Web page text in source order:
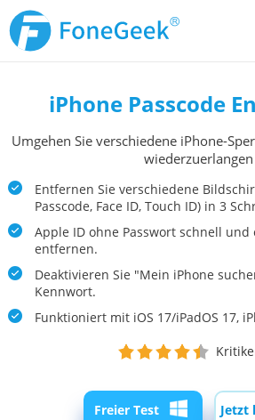
iPhone Passcode
Umgehen Sie verschiedene iPhone-
wiederzuerlangen
Entfernen Sie verschiedene
Passcode, Face ID, Touch ID) in 3
Apple ID ohne Passwort schnell
entfernen.
Deaktivieren Sie "Mein iPhone
Kennwort.
Funktioniert mit iOS 17/iPadOS 17,
Freier Test Jetzt